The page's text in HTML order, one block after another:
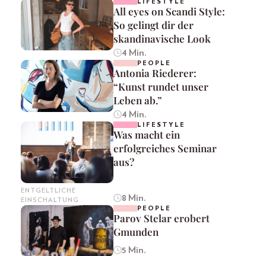
LIFESTYLE
All eyes on Scandi Style:
So gelingt dir der
skandinavische Look
4 Min.
PEOPLE
Antonia Riederer:
“Kunst rundet unser
Leben ab.”
4 Min.
ENTGELTLICHE
EINSCHALTUNG
LIFESTYLE
Was macht ein
erfolgreiches Seminar
aus?
8 Min.
PEOPLE
Parov Stelar erobert
Gmunden
5 Min.